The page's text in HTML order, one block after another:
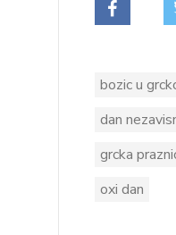
bozic u
dan
grcka
oxi dan